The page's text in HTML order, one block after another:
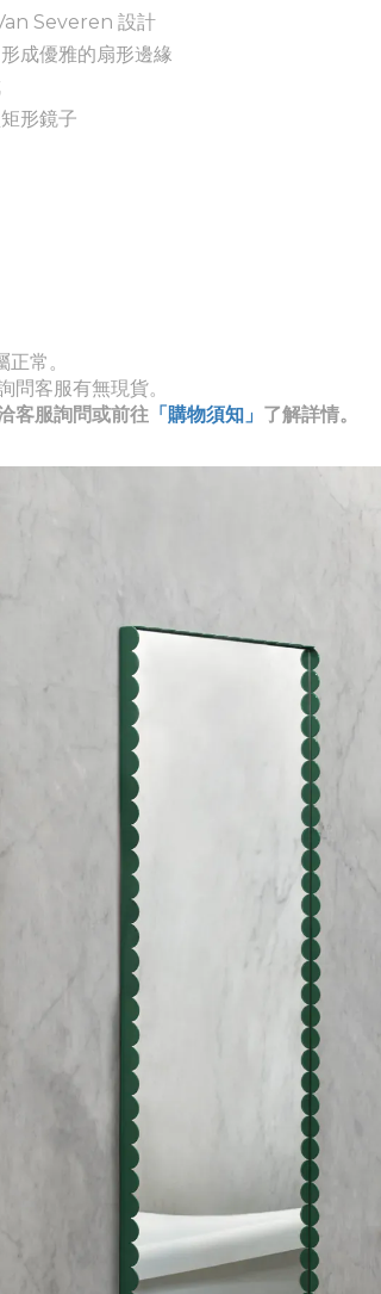
Severen 設計
成優雅的扇形邊緣
形鏡子
常。
問客服有無現貨。
客服詢問或前往 「購物須知」 了解詳情。